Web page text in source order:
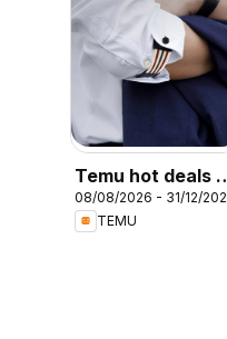
Temu hot deals –
Italy
08/08/2026 - 31/12/
TEMU